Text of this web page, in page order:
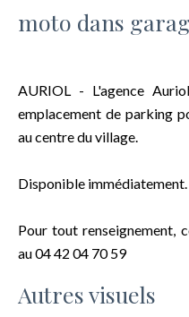
moto dans
AURIOL - L'agence
emplacement de parking
au centre du village.
Disponible immédiatement.
Pour tout renseignement,
au 04 42 04 70 59
Autres visuels